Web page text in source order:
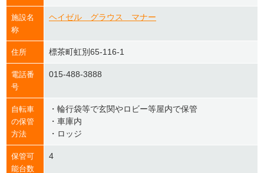
施設名
称
ヘイゼル グラウス マナー
住所 標茶町虹別65-116-1
電話番
号
015-488-3888
自転車
の保管
方法
・輪行袋等で玄関やロビー等屋内で保管
・車庫内
・ロッジ
保管可
能台数
4